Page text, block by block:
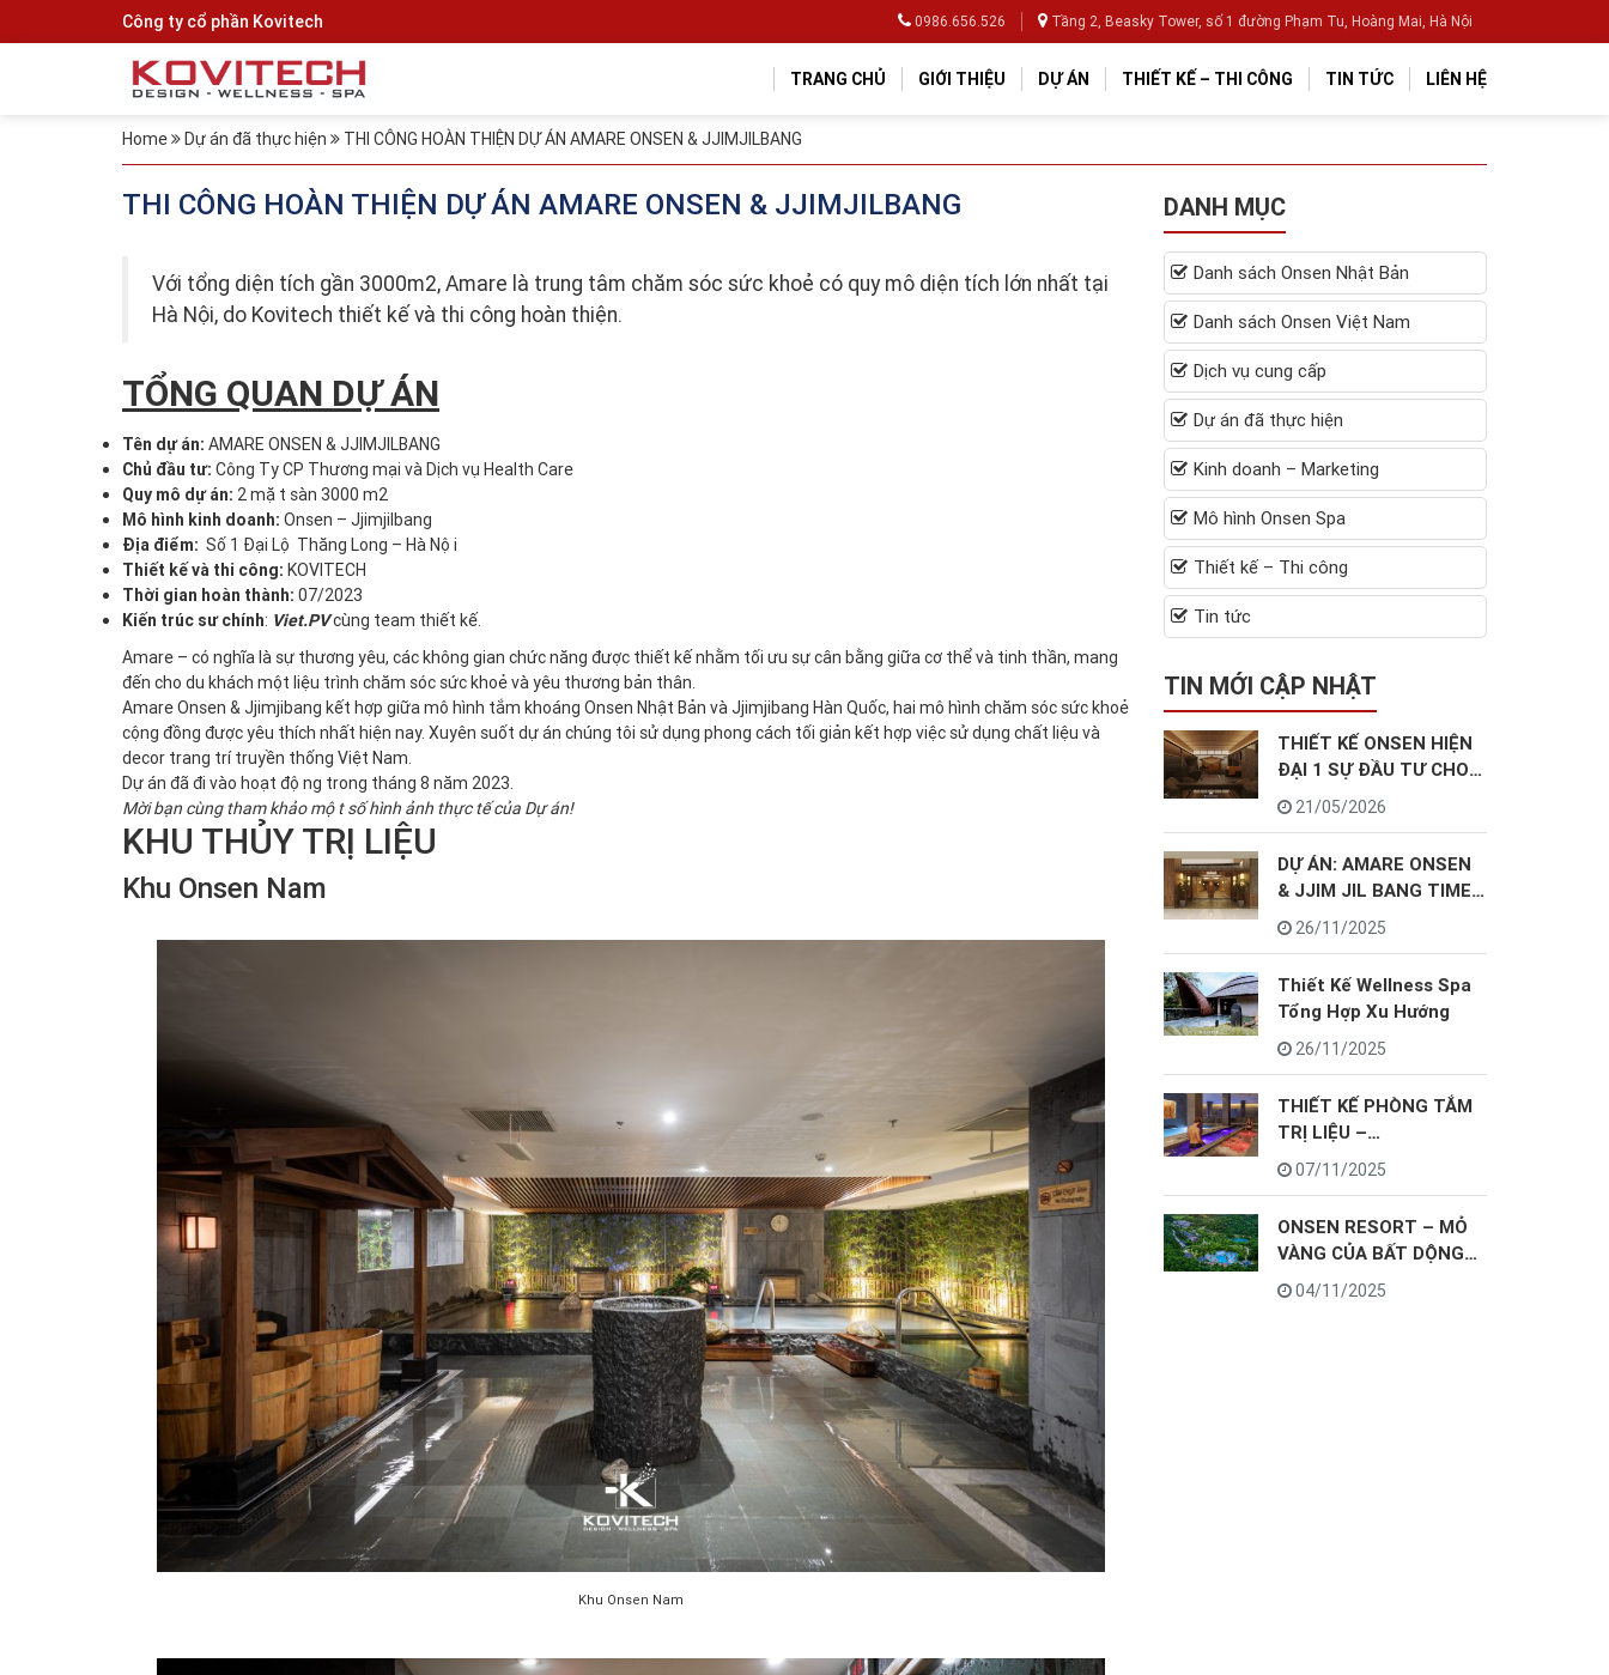
Công ty cổ phần Kovitech 0986.656.526 Tầng 2, Beasky Tower, số 1 đường Phạm Tu, Hoàng Mai, Hà Nội
TRANG CHỦ GIỚI THIỆU DỰ ÁN THIẾT KẾ – THI CÔNG TIN TỨC LIÊN HỆ
Home Dự án đã thực hiện THI CÔNG HOÀN THIỆN DỰ ÁN AMARE ONSEN & JJIMJILBANG
THI CÔNG HOÀN THIỆN DỰ ÁN AMARE ONSEN & JJIMJILBANG
Với tổng diện tích gần 3000m2, Amare là trung tâm chăm sóc sức khoẻ có quy mô diện tích lớn nhất tại
Hà Nội, do Kovitech thiết kế và thi công hoàn thiện.
TỔNG QUAN DỰ ÁN
Tên dự án: AMARE ONSEN & JJIMJILBANG
Chủ đầu tư: Công Ty CP Thương mại và Dịch vụ Health Care
Quy mô dự án: 2 mặt sàn 3000 m2
Mô hình kinh doanh: Onsen – Jjimjilbang
Địa điểm: Số 1 Đại Lộ Thăng Long – Hà Nội
Thiết kế và thi công: KOVITECH
Thời gian hoàn thành: 07/2023
Kiến trúc sư chính: Viet.PVcùng team thiết kế.
Amare – có nghĩa là sự thương yêu, các không gian chức năng được thiết kế nhằm tối ưu sự cân bằng giữa cơ thể và tinh thần, mang
đến cho du khách một liệu trình chăm sóc sức khoẻ và yêu thương bản thân.
Amare Onsen & Jjimjibang kết hợp giữa mô hình tắm khoáng Onsen Nhật Bản và Jjimjibang Hàn Quốc, hai mô hình chăm sóc sức khoẻ
cộng đồng được yêu thích nhất hiện nay. Xuyên suốt dự án chúng tôi sử dụng phong cách tối giản kết hợp việc sử dụng chất liệu và
decor trang trí truyền thống Việt Nam.
Dự án đã đi vào hoạt động trong tháng 8 năm 2023.
Mời bạn cùng tham khảo một số hình ảnh thực tế của Dự án!
KHU THỦY TRỊ LIỆU
Khu Onsen Nam
Khu Onsen Nam
DANH MỤC
Danh sách Onsen Nhật Bản
Danh sách Onsen Việt Nam
Dịch vụ cung cấp
Dự án đã thực hiện
Kinh doanh – Marketing
Mô hình Onsen Spa
Thiết kế – Thi công
Tin tức
TIN MỚI CẬP NHẬT
THIẾT KẾ ONSEN HIỆN
ĐẠI 1 SỰ ĐẦU TƯ CHO
TƯƠNG LAI
21/05/2026
DỰ ÁN: AMARE ONSEN
& JJIM JIL BANG TIMES
CITY HÀ NỘI
26/11/2025
Thiết Kế Wellness Spa
Tổng Hợp Xu Hướng
26/11/2025
THIẾT KẾ PHÒNG TẮM
TRỊ LIỆU –
HYDROTHERAPY
07/11/2025
ONSEN RESORT – MỎ
VÀNG CỦA BẤT DỘNG
SẢN NGHỈ DƯỠNG
04/11/2025